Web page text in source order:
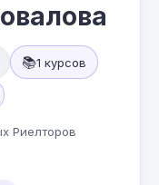
📚1 курсов
Риелторов